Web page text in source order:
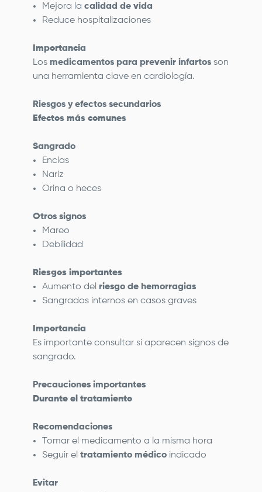
Mejora la calidad de vida
Reduce hospitalizaciones
Importancia
Los medicamentos para prevenir infartos son
una herramienta clave en cardiología.
Riesgos y efectos secundarios
Efectos más comunes
Sangrado
Encías
Nariz
Orina o heces
Otros signos
Mareo
Debilidad
Riesgos importantes
Aumento del riesgo de hemorragias
Sangrados internos en casos graves
Importancia
Es importante consultar si aparecen signos de
sangrado.
Precauciones importantes
Durante el tratamiento
Recomendaciones
Tomar el medicamento a la misma hora
Seguir el tratamiento médico indicado
Evitar